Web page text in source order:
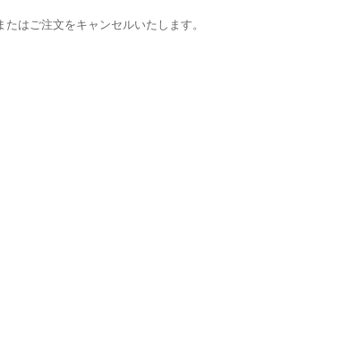
はご注文をキャンセルいたします。